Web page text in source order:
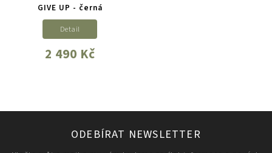
GIVE UP - černá
2 490 Kč
Detail
ODEBÍRAT NEWSLETTER